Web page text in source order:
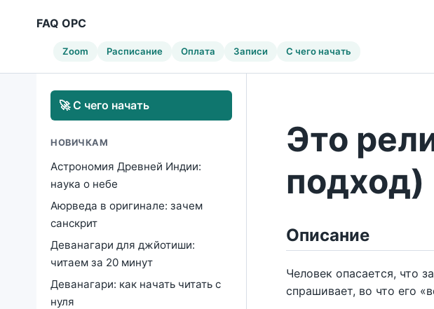
FAQ ОРС
Zoom Расписание Оплата Записи С чего начать
🚀 С чего начать
НОВИЧКАМ
Астрономия Древней Индии:
наука о небе
Аюрведа в оригинале: зачем
санскрит
Деванагари для джйотиши:
читаем за 20 минут
Деванагари: как начать читать с
нуля
Это
подход)
Описание
Человек опасается, что
спрашивает, во что его